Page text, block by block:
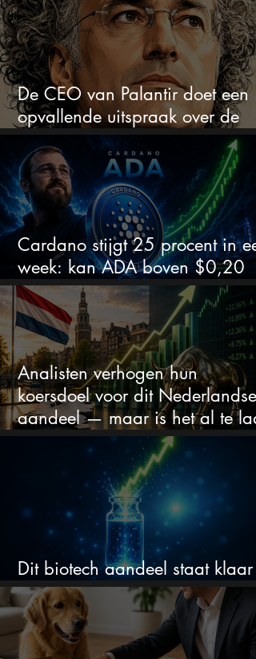
De CEO van Palantir doet een
opvallende uitspraak over de
beurs
Cardano stijgt 25 procent in
week: kan ADA boven $0,20
blijven?
Analisten verhogen hun
koersdoel voor dit Nederlandse
aandeel — maar is het al te laat
om in te stappen?
Dit biotech aandeel staat klaar
voor een flinke rally